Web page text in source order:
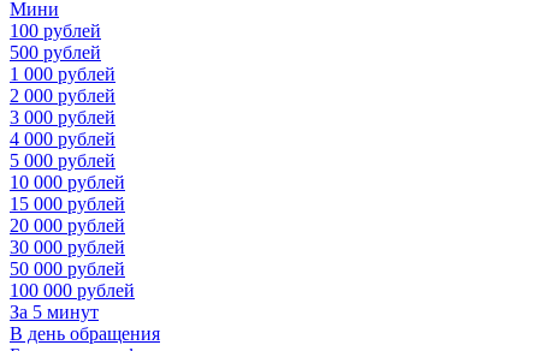
Мини
100 рублей
500 рублей
1 000 рублей
2 000 рублей
3 000 рублей
4 000 рублей
5 000 рублей
10 000 рублей
15 000 рублей
20 000 рублей
30 000 рублей
50 000 рублей
100 000 рублей
За 5 минут
В день обращения